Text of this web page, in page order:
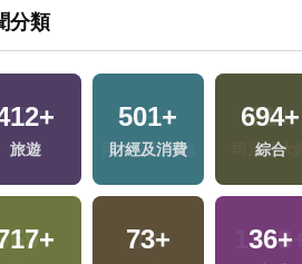
分類
17+
評論
1+
兩岸藝苑天地
21+
司法放大鏡
+ 1+ 1738+